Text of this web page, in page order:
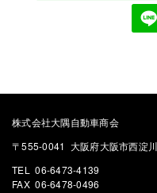
株式会社大隅自動車商会
〒555-0041 大阪府大阪市西淀
TEL 06-6473-4139
FAX 06-6478-0496